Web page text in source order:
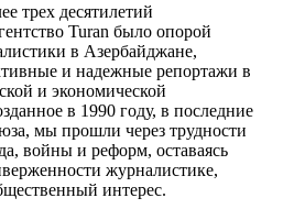
трех десятилетий
Turan было опорой
в Азербайджане,
и надежные репортажи в
и экономической
в 1990 году, в последние
мы прошли через трудности
войны и реформ, оставаясь
журналистике,
интерес.